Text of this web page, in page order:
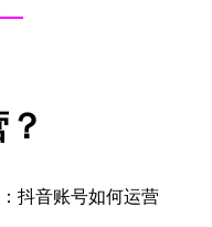
抖音账号如何运营